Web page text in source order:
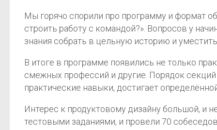
Мы горячо спорили про программу и формат
строить работу с командой?». Вопросов у
знания собрать в цельную историю и
В итоге в программе появились не только
смежных профессий и другие. Порядок
практические навыки, достигает
Интерес к продуктовому дизайну большой, и
тестовыми заданиями, и провели 70